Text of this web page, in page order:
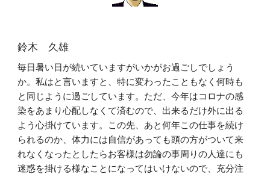
鈴木 久雄
毎日暑い日が続いていますがいかがお過ごしでしょう
か。私はと言いますと、特に変わったこともなく何時も
と同じように過ごしています。ただ、今年はコロナの感
染をあまり心配しなくて済むので、出来るだけ外に出る
よう心掛けています。この先、あと何年この仕事を続け
られるのか、体力には自信があっても頭の方がついて来
れなくなったとしたらお客様は勿論の事周りの人達にも
迷惑を掛ける様なことになってはいけないので、充分注